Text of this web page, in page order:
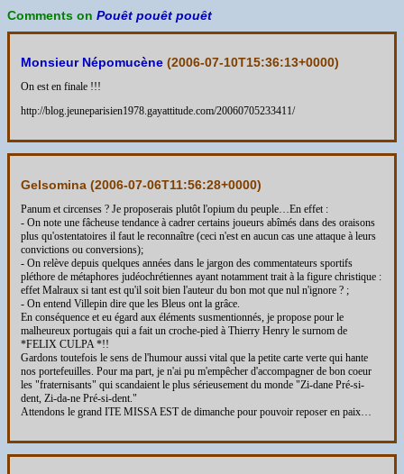
Comments on Pouêt pouêt pouêt
Monsieur Népomucène (2006-07-10T15:36:13+0000)
On est en finale !!!
http://blog.jeuneparisien1978.gayattitude.com/20060705233411/
Gelsomina (2006-07-06T11:56:28+0000)
Panum et circenses ? Je proposerais plutôt l'opium du peuple…En effet :
- On note une fâcheuse tendance à cadrer certains joueurs abîmés dans des oraisons
plus qu'ostentatoires il faut le reconnaître (ceci n'est en aucun cas une attaque à leurs
convictions ou conversions);
- On relève depuis quelques années dans le jargon des commentateurs sportifs
pléthore de métaphores judéochrétiennes ayant notamment trait à la figure christique :
effet Malraux si tant est qu'il soit bien l'auteur du bon mot que nul n'ignore ? ;
- On entend Villepin dire que les Bleus ont la grâce.
En conséquence et eu égard aux éléments susmentionnés, je propose pour le
malheureux portugais qui a fait un croche-pied à Thierry Henry le surnom de
*FELIX CULPA *!!
Gardons toutefois le sens de l'humour aussi vital que la petite carte verte qui hante
nos portefeuilles. Pour ma part, je n'ai pu m'empêcher d'accompagner de bon coeur
les "fraternisants" qui scandaient le plus sérieusement du monde "Zi-dane Pré-si-
dent, Zi-da-ne Pré-si-dent."
Attendons le grand ITE MISSA EST de dimanche pour pouvoir reposer en paix…